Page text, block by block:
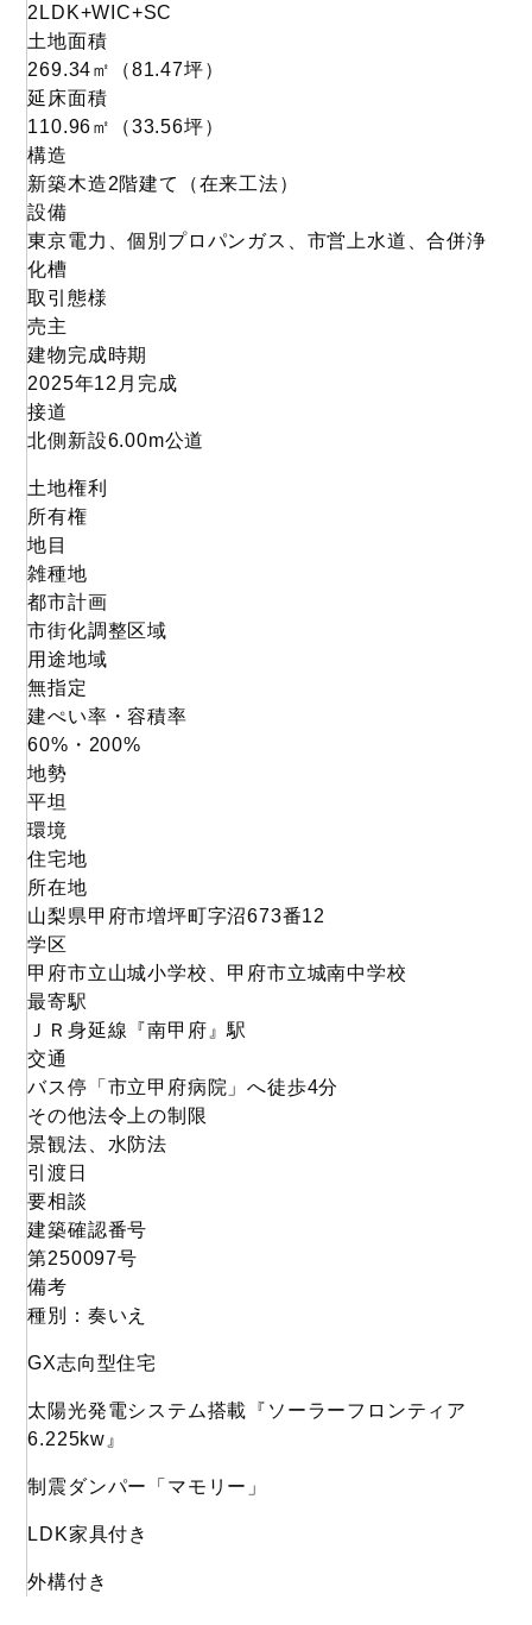
2LDK+WIC+SC
土地面積
269.34㎡ （81.47坪）
延床面積
110.96㎡
（33.56坪）
構造
新築木造2階建て（在来工法）
設備
東京電力、個別プロパンガス、市営上水道、合併浄
化槽
取引態様
売主
建物完成時期
2025年12月完成
接道
北側新設6.00m公道
土地権利
所有権
地目
雑種地
都市計画
市街化調整区域
用途地域
無指定
建ぺい率・容積率
60%・200%
地勢
平坦
環境
住宅地
所在地
山梨県甲府市増坪町字沼673番12
学区
甲府市立山城小学校、甲府市立城南中学校
最寄駅
ＪＲ身延線『南甲府』駅
交通
バス停「市立甲府病院」へ徒歩4分
その他法令上の制限
景観法、水防法
引渡日
要相談
建築確認番号
第250097号
備考
種別：奏いえ
GX志向型住宅
太陽光発電システム搭載『ソーラーフロンティア
6.225kw』
制震ダンパー「マモリー」
LDK家具付き
外構付き